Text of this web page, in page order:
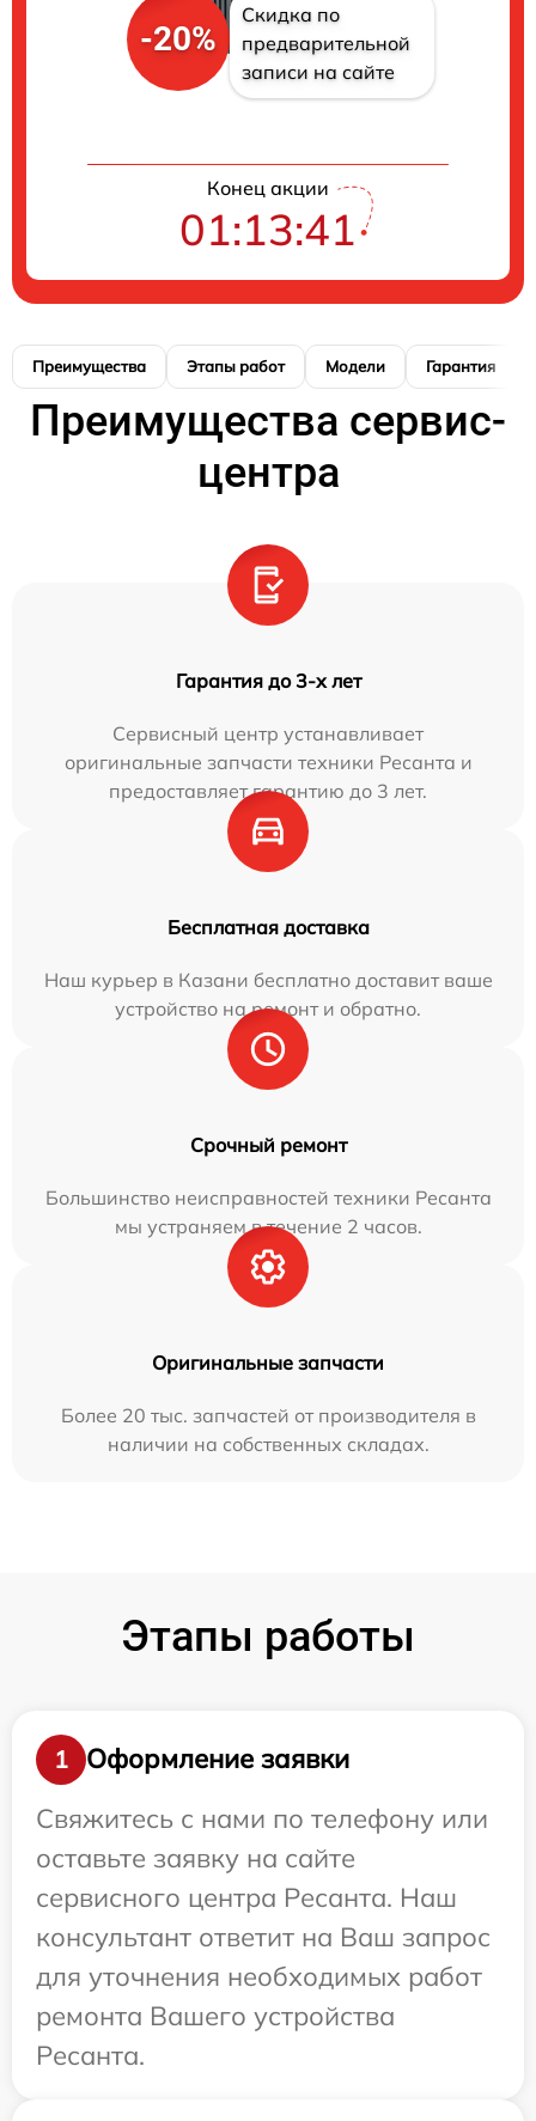
-20%
Скидка по
предварительной
записи на сайте
Конец акции
01:13:40
Преимущества Этапы работ Модели Гарантия
Преимущества сервис-
центра
Гарантия до 3-х лет
Сервисный центр устанавливает
оригинальные запчасти техники Ресанта и
предоставляет гарантию до 3 лет.
Бесплатная доставка
Наш курьер в Казани бесплатно доставит ваше
устройство на ремонт и обратно.
Срочный ремонт
Большинство неисправностей техники Ресанта
мы устраняем в течение 2 часов.
Оригинальные запчасти
Более 20 тыс. запчастей от производителя в
наличии на собственных складах.
Этапы работы
1
Оформление заявки
Свяжитесь с нами по телефону или
оставьте заявку на сайте
сервисного центра Ресанта. Наш
консультант ответит на Ваш запрос
для уточнения необходимых работ
ремонта Вашего устройства
Ресанта.